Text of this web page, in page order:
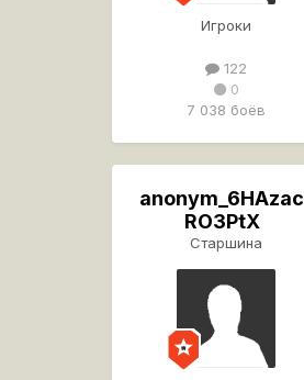
Игроки
122
0
7 038 боёв
anonym_6HAzac
RO3PtX
Старшина